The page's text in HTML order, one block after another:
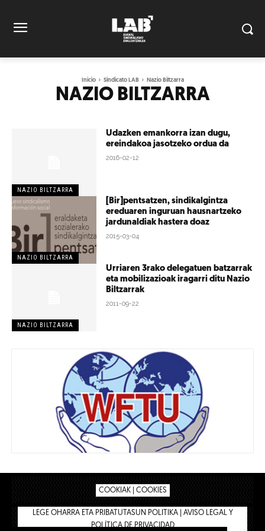
Inicio Sindicato LAB Nazio Biltzarra
NAZIO BILTZARRA
NAZIO BILTZARRA
Udazken emankorra izan dugu,
ereindakoa jasotzeko ordua da
2016-02-12
NAZIO BILTZARRA
[Bir]pentsatzen, sindikalgintza
ereduaren inguruan hausnartzeko
jardunaldiak hastera doaz
2015-03-04
NAZIO BILTZARRA
Urriaren 3rako delegatuen batzarrak
eta mobilizazioak iragarri ditu Nazio
Biltzarrak
2011-09-22
COOKIAK | COOKIES
LEGE OHARRA ETA PRIBATUTASUN POLITIKA | AVISO LEGAL Y
POLÍTICA DE PRIVACIDAD